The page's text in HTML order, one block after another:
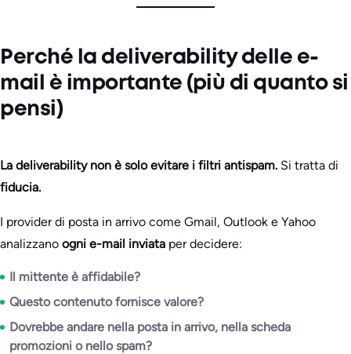
Perché la deliverability delle e-
mail è importante (più di quanto si
pensi)
La deliverability non è solo evitare i filtri antispam. Si tratta di
fiducia.
I provider di posta in arrivo come Gmail, Outlook e Yahoo
analizzano ogni e-mail inviata per decidere:
Il mittente è affidabile?
Questo contenuto fornisce valore?
Dovrebbe andare nella posta in arrivo, nella scheda
promozioni o nello spam?